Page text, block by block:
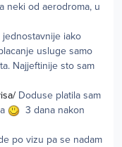
neki od aerodroma, u
iako
usluge samo
Najjeftinije sto sam
Doduse platila sam
3 dana nakon
po vizu pa se nadam